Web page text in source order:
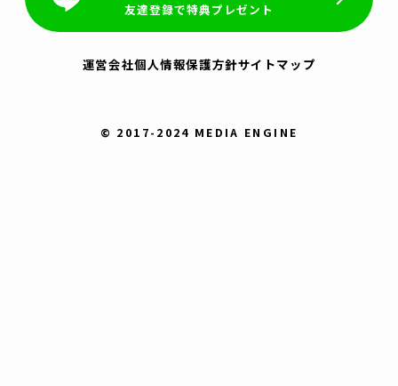
友達登録で特典プレゼント
© 2017-2024 MEDIA ENGINE
運営会社個人情報保護方針サイトマップ